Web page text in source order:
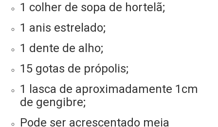
1 colher de sopa de hortelã;
1 anis estrelado;
1 dente de alho;
15 gotas de própolis;
1 lasca de aproximadamente 1cm
de gengibre;
Pode ser acrescentado meia